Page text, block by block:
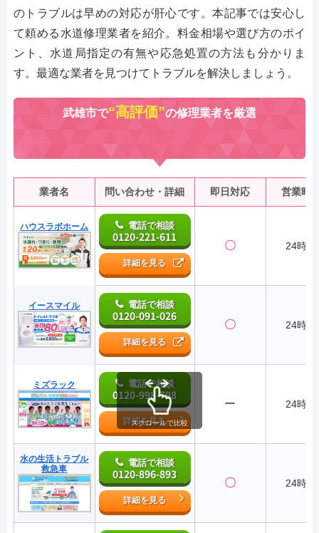
のトラブルは早めの対応が肝心です。本記事では安心し
て頼める水道修理業者を紹介。料金相場や選び方のポイ
ント、水道局指定の有無や応急処置の方法も分かりま
す。最適な業者を見つけてトラブルを解決しましょう。
武雄市で“高評価”の修理業者を厳選
業者名 問い合わせ・詳細 即日対応 営業時
ハウスラボホーム 電話で相談
0120-221-611
詳細を見る
〇 24時間
イースマイル 電話で相談
0120-091-026
詳細を見る
〇 24時間
ミズラック 電話で相談
0120-998-798
詳細を見る
ー 24時間
水の生活トラブル
救急車
電話で相談
0120-896-893
詳細を見る
〇 24時間
スクロールで比較